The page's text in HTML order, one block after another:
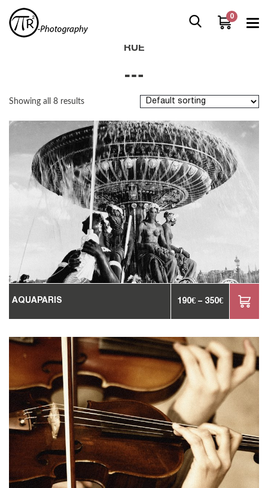
0
Home /
RUE
Showing all 8 results
AQUAPARIS 190€ – 350€